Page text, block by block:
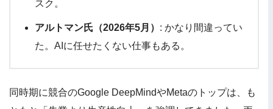
スク。
アルトマン氏（2026年5月） : かなり間違ってい
た。AIに任せたくない仕事もある。
同時期に競合のGoogle DeepMindやMetaのトップは、も